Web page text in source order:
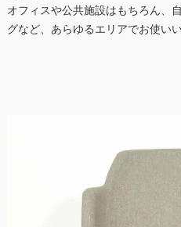
オフィスや公共施設はもちろん、
グなど、あらゆるエリアでお使い